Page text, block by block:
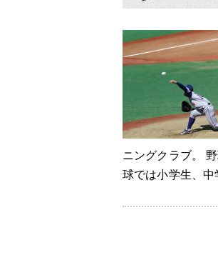
ニングクラブ。
球では小学生、